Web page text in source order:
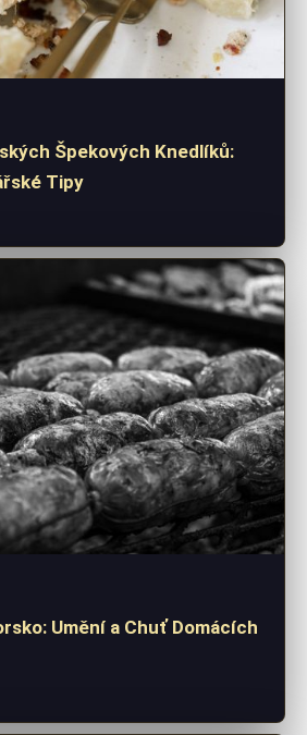
Špekových Knedlíků:
Tipy
Umění a Chuť Domácích